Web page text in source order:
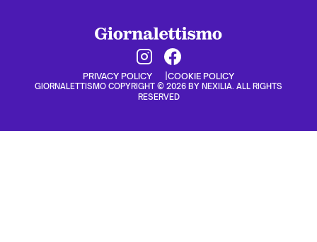
PRIVACY POLICY COOKIE POLICY
GIORNALETTISMO COPYRIGHT © 2026 BY NEXILIA. ALL RIGHTS
RESERVED